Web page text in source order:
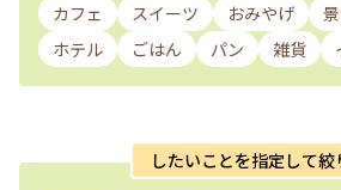
カフェ スイーツ おみやげ
ホテル
ごはん パン 雑貨
したいことを指定して絞